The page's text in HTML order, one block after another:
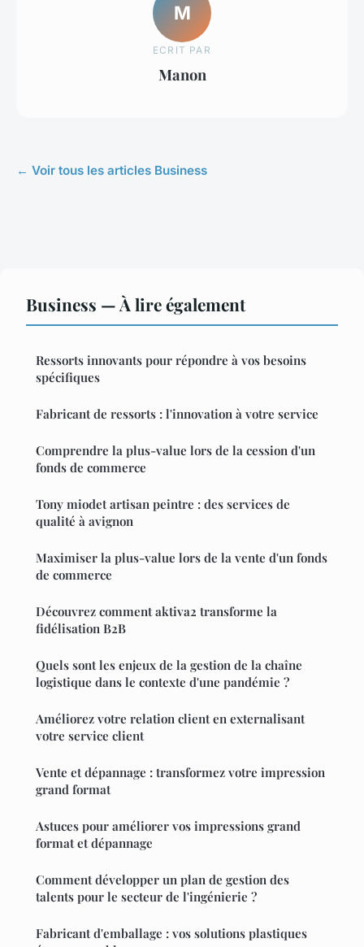
M
ECRIT PAR
Manon
← Voir tous les articles Business
Business — À lire également
Ressorts innovants pour répondre à vos besoins
spécifiques
Fabricant de ressorts : l'innovation à votre service
Comprendre la plus-value lors de la cession d'un
fonds de commerce
Tony miodet artisan peintre : des services de
qualité à avignon
Maximiser la plus-value lors de la vente d'un fonds
de commerce
Découvrez comment aktiva2 transforme la
fidélisation B2B
Quels sont les enjeux de la gestion de la chaîne
logistique dans le contexte d'une pandémie ?
Améliorez votre relation client en externalisant
votre service client
Vente et dépannage : transformez votre impression
grand format
Astuces pour améliorer vos impressions grand
format et dépannage
Comment développer un plan de gestion des
talents pour le secteur de l'ingénierie ?
Fabricant d'emballage : vos solutions plastiques